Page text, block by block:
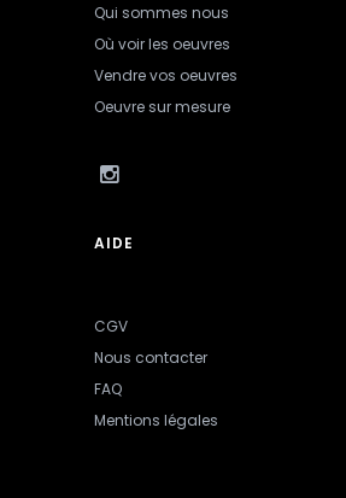
Qui sommes nous
Où voir les oeuvres
Vendre vos oeuvres
Oeuvre sur mesure
AIDE
CGV
Nous contacter
FAQ
Mentions légales